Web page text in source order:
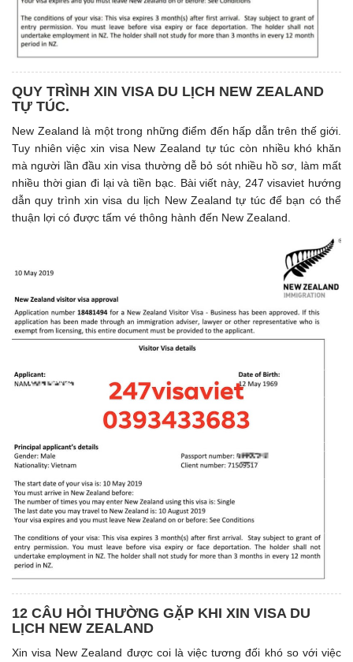
QUY TRÌNH XIN VISA DU LỊCH NEW ZEALAND
TỰ TÚC.
New Zealand là một trong những điểm đến hấp dẫn trên thế giới.
Tuy nhiên việc xin visa New Zealand tự túc còn nhiều khó khăn
mà người lần đầu xin visa thường dễ bỏ sót nhiều hồ sơ, làm mất
nhiều thời gian đi lại và tiền bạc. Bài viết này, 247 visaviet hướng
dẫn quy trình xin visa du lịch New Zealand tự túc để bạn có thể
thuận lợi có được tấm vé thông hành đến New Zealand.
12 CÂU HỎI THƯỜNG GẶP KHI XIN VISA DU
LỊCH NEW ZEALAND
Xin visa New Zealand được coi là việc tương đối khó so với việc